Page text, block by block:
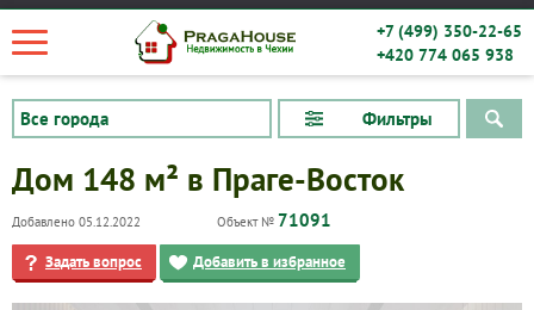
+7 (499) 350-22-65
+420 774 065 938
Фильтры
Дом 148 м² в Праге-Восток
Добавлено 05.12.2022 Объект № 71091
Задать вопрос Добавить в избранное